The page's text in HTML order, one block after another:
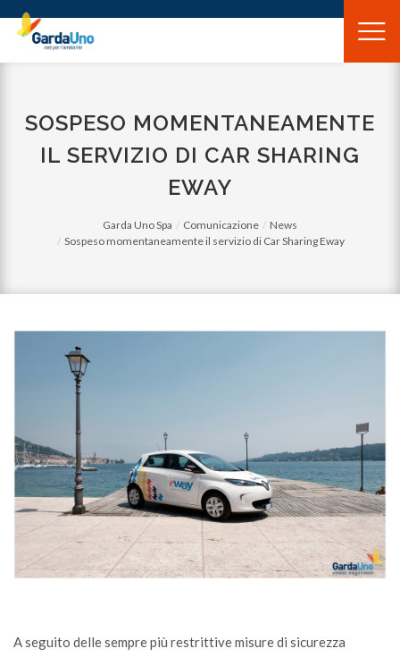
Gardauno
Spa
SOSPESO MOMENTANEAMENTE
IL SERVIZIO DI CAR SHARING
EWAY
Garda Uno Spa Comunicazione
News
Sospeso momentaneamente il servizio di Car Sharing Eway
A seguito delle sempre più restrittive misure di sicurezza